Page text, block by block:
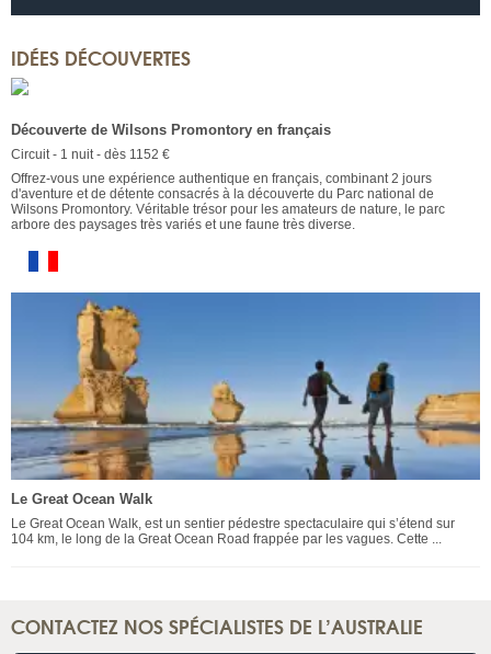
IDÉES DÉCOUVERTES
Découverte de Wilsons Promontory en français
Circuit - 1 nuit - dès 1152 €
Offrez-vous une expérience authentique en français, combinant 2 jours
d'aventure et de détente consacrés à la découverte du Parc national de
Wilsons Promontory. Véritable trésor pour les amateurs de nature, le parc
arbore des paysages très variés et une faune très diverse.
Le Great Ocean Walk
Le Great Ocean Walk, est un sentier pédestre spectaculaire qui s’étend sur
104 km, le long de la Great Ocean Road frappée par les vagues. Cette ...
CONTACTEZ NOS SPÉCIALISTES DE L’AUSTRALIE